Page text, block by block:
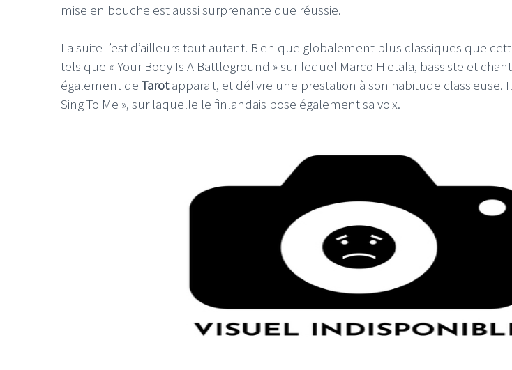
mise en bouche est aussi surprenante que réussie.
La suite l’est d’ailleurs tout autant. Bien que globalement plus classiques que
tels que « Your Body Is A Battleground » sur lequel Marco Hietala, bassiste et
également de Tarotapparait, et délivre une prestation à son habitude classieuse.
Sing To Me », sur laquelle le finlandais pose également sa voix.